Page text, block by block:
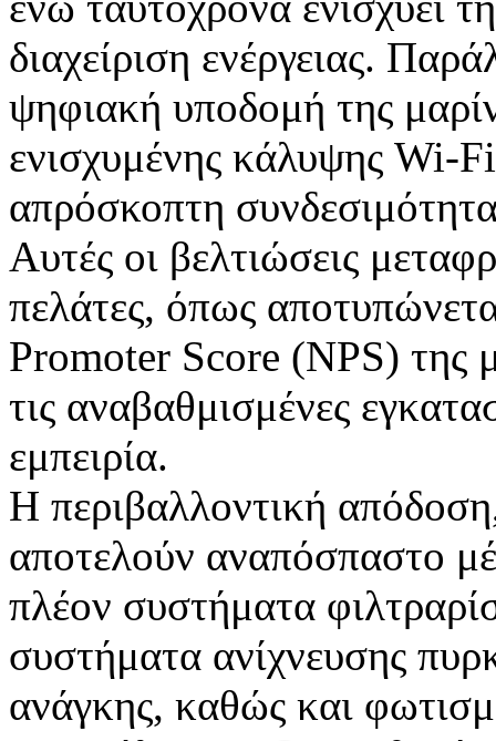
διαχείριση ενέργειας.
ψηφιακή υποδομή της
ενισχυμένης κάλυψης Wi-
απρόσκοπτη
Αυτές οι βελτιώσεις
πελάτες, όπως
Promoter Score (NPS) της
τις αναβαθμισμένες
εμπειρία.
Η περιβαλλοντική
αποτελούν αναπόσπαστο
πλέον συστήματα
συστήματα ανίχνευσης
ανάγκης, καθώς και